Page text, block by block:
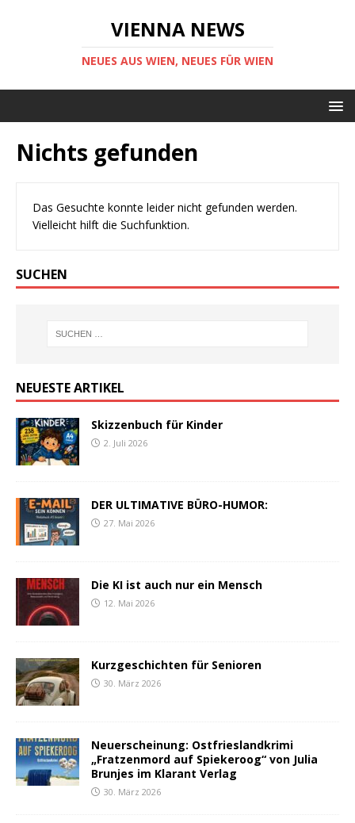
VIENNA NEWS
NEUES AUS WIEN, NEUES FÜR WIEN
Nichts gefunden
Das Gesuchte konnte leider nicht gefunden werden.
Vielleicht hilft die Suchfunktion.
SUCHEN
NEUESTE ARTIKEL
Skizzenbuch für Kinder
2. Juli 2026
DER ULTIMATIVE BÜRO-HUMOR:
27. Mai 2026
Die KI ist auch nur ein Mensch
12. Mai 2026
Kurzgeschichten für Senioren
30. März 2026
Neuerscheinung: Ostfrieslandkrimi
„Fratzenmord auf Spiekeroog“ von Julia
Brunjes im Klarant Verlag
30. März 2026